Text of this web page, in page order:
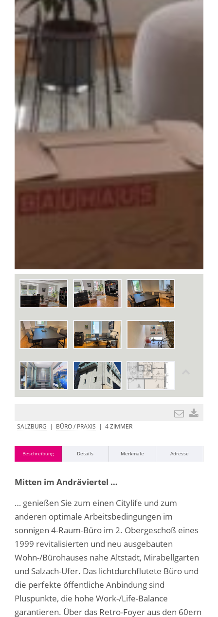
SALZBURG | BÜRO / PRAXIS | 4 ZIMMER
Beschreibung Details Merkmale Adresse
Mitten im Andräviertel …
… genießen Sie zum einen Citylife und zum
anderen optimale Arbeitsbedingungen im
sonnigen 4-Raum-Büro im 2. Obergeschoß eines
1999 revitalisierten und neu ausgebauten
Wohn-/Burohauses nahe Altstadt, Mirabellgarten
und Salzach-Ufer. Das lichtdurchflutete Büro und
die perfekte öffentliche Anbindung sind
Pluspunkte, die hohe Work-/Life-Balance
garantieren. Über das Retro-Foyer aus den 60ern